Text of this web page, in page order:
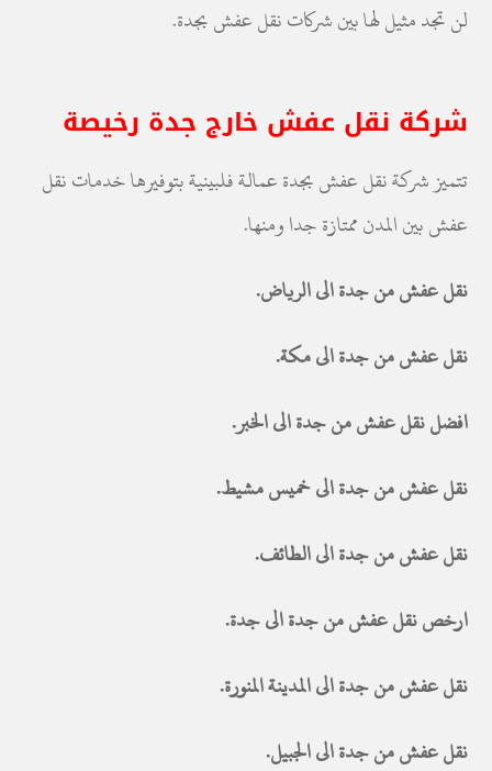
لن تجد مثيل لها بين شركات نقل عفش بجدة.
شركة نقل عفش خارج جدة رخيصة
تتميز شركة نقل عفش بجدة عمالة فلبينية بتوفيرها خدمات نقل
عفش بين المدن ممتازة جدا ومنها.
نقل عفش من جدة الى الرياض.
نقل عفش من جدة الى مكة.
افضل نقل عفش من جدة الى الخبر.
نقل عفش من جدة الى خميس مشيط.
نقل عفش من جدة الى الطائف.
ارخص نقل عفش من جدة الى جدة.
نقل عفش من جدة الى المدينة المنورة.
نقل عفش من جدة الى الجبيل.